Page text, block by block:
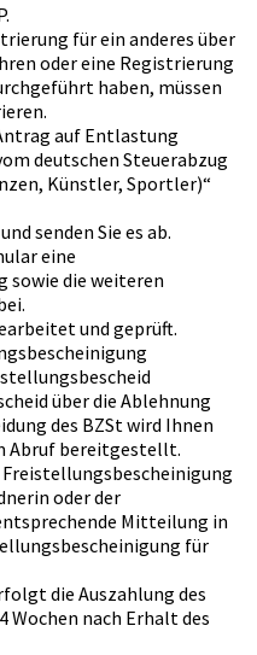
für ein anderes über
oder eine Registrierung
haben, müssen
auf Entlastung
deutschen Steuerabzug
Künstler, Sportler)“
senden Sie es ab.
eine
sowie die weiteren
und geprüft.
über die Ablehnung
des BZSt wird Ihnen
Abruf bereitgestellt.
oder der
Mitteilung in
für
die Auszahlung des
nach Erhalt des